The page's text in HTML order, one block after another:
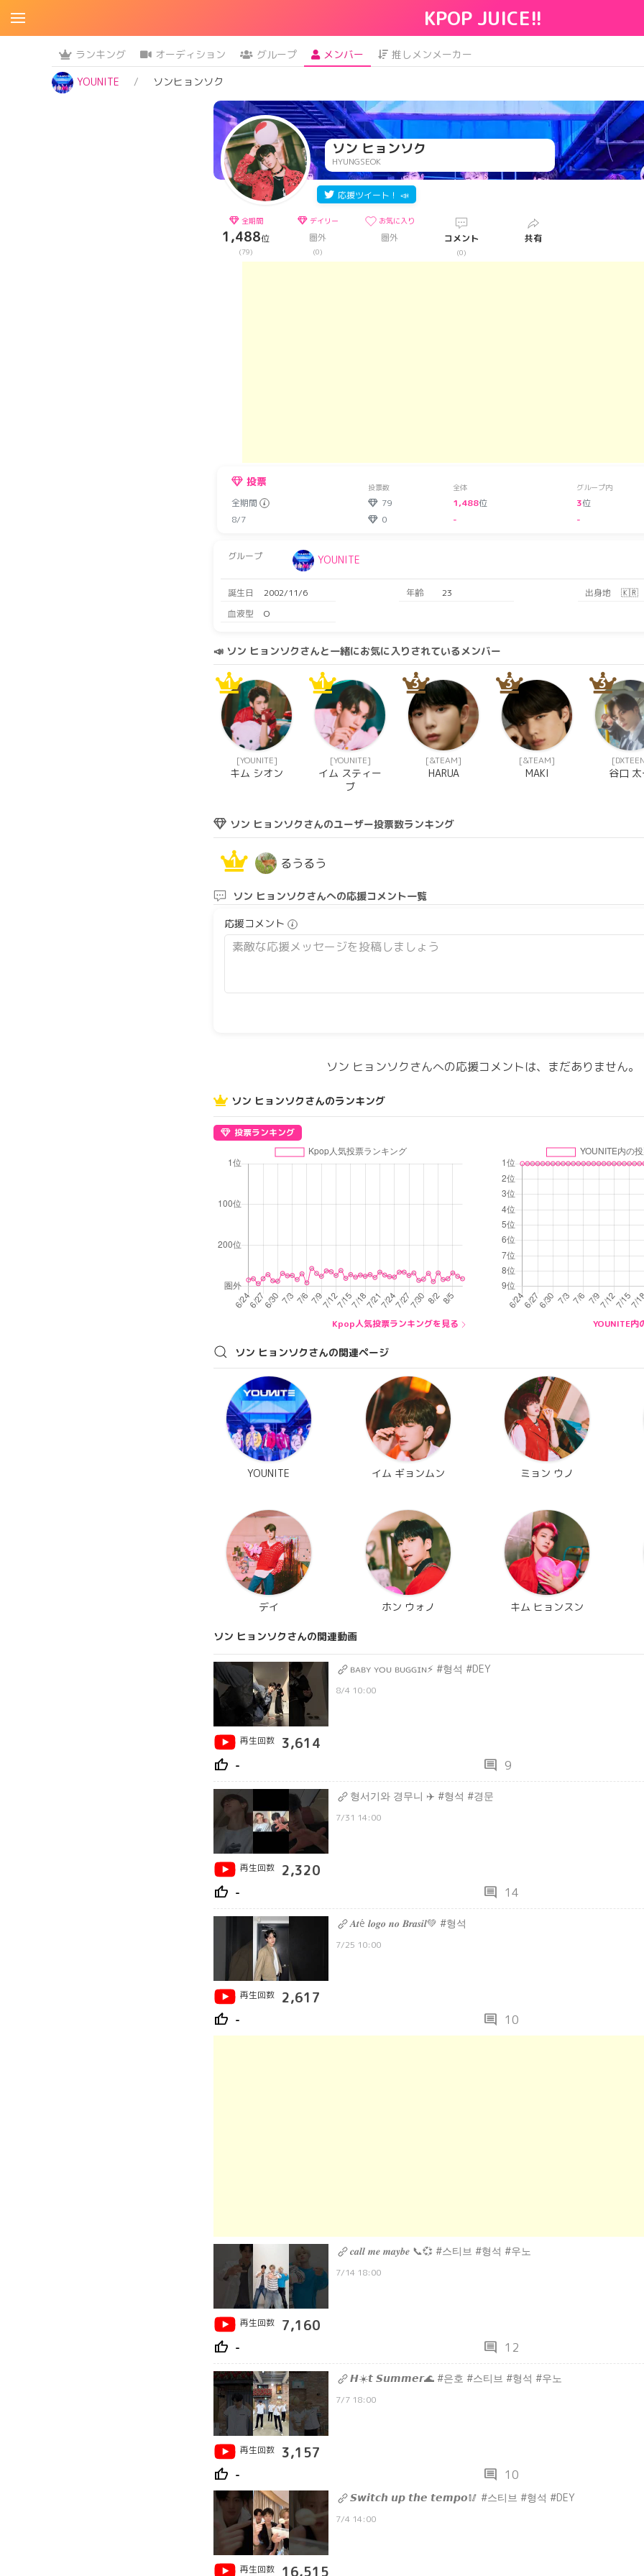
KPOP JUICE!!
ランキング オーディション グループ メンバー
推しメンメーカー
YOUNITE
ソンヒョンソク
ソン ヒョンソク
HYUNGSEOK
応援ツイート！ 📣
全期間
1,488位
(79)
デイリー
圏外
(0)
お気に入り
圏外 コメント
(0)
共有
投票 投票数 全体 グループ内
全期間 79 1,488位 3位
8/7
0 - -
グループ YOUNITE
誕生日 2002/11/6 年齢 23 出身地
🇰🇷
血液型
O
📣 ソン ヒョンソクさんと一緒にお気に入りされているメンバー
1
[YOUNITE]
キム シオン
1
[YOUNITE]
イム スティー
ブ
3
[&TEAM]
HARUA
3
[&TEAM]
MAKI
3
谷口
ソン ヒョンソクさんのユーザー投票数ランキング
1 るうるう
ソン ヒョンソクさんへの応援コメント一覧
応援コメント
ソン ヒョンソクさんへの応援コメントは、まだありません。
ソン ヒョンソクさんのランキング
投票ランキング
Kpop人気投票ランキングを見る YOUNITE内
ソン ヒョンソクさんの関連ページ
YOUNITE イム ギョンムン ミョン ウノ
デイ ホン ウォノ キム ヒョンスン
ソン ヒョンソクさんの関連動画
ʙᴀʙʏ ʏᴏᴜ ʙᴜɢɢɪɴ⚡️ #형석 #DEY
8/4 10:00
再生回数 3,614
thumb_up - comment 9
형서기와 경무니 ✈️ #형석 #경문
7/31 14:00
再生回数 2,320
thumb_up - comment 14
𝑨𝒕é 𝒍𝒐𝒈𝒐 𝒏𝒐 𝑩𝒓𝒂𝒔𝒊𝒍💚 #형석
7/25 10:00
再生回数 2,617
thumb_up - comment 10
𝒄𝒂𝒍𝒍 𝒎𝒆 𝒎𝒂𝒚𝒃𝒆 📞💞 #스티브 #형석 #우노
7/14 18:00
再生回数 7,160
thumb_up - comment 12
𝙃☀️𝙩 𝙎𝙪𝙢𝙢𝙚𝙧🌊 #은호 #스티브 #형석 #우노
7/7 18:00
再生回数 3,157
thumb_up - comment 10
𝙎𝙬𝙞𝙩𝙘𝙝 𝙪𝙥 𝙩𝙝𝙚 𝙩𝙚𝙢𝙥𝙤🥢 #스티브 #형석 #DEY
7/4 14:00
再生回数 16,515